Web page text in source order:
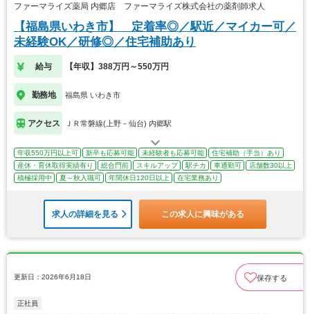
ファーマライズ薬局 内郷店 ファーマライズ株式会社の薬剤師求人
【福島県いわき市】 定着率◎／駅近／マイカー可／
未経験OK／研修◎／住宅補助あり
給与 【年収】388万円～550万円
勤務地 福島県 いわき市
アクセス ＪＲ常磐線(上野－仙台) 内郷駅
年収550万円以上可 新卒も応募可能 未経験者も応募可能
住宅補助（手当）あり
産休・育休取得実績有り
総合門前 スキルアップ 駅チカ 車通勤可
店舗数30以上
積極採用中
夏～秋入職可 年間休日120日以上 在宅業務あり
求人の詳細を見る この求人に興味がある
更新日：2026年6月18日 保存する
正社員